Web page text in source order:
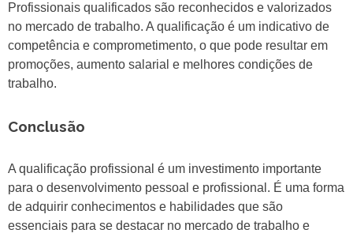
Profissionais qualificados são reconhecidos e valorizados
no mercado de trabalho. A qualificação é um indicativo de
competência e comprometimento, o que pode resultar em
promoções, aumento salarial e melhores condições de
trabalho.
Conclusão
A qualificação profissional é um investimento importante
para o desenvolvimento pessoal e profissional. É uma forma
de adquirir conhecimentos e habilidades que são
essenciais para se destacar no mercado de trabalho e